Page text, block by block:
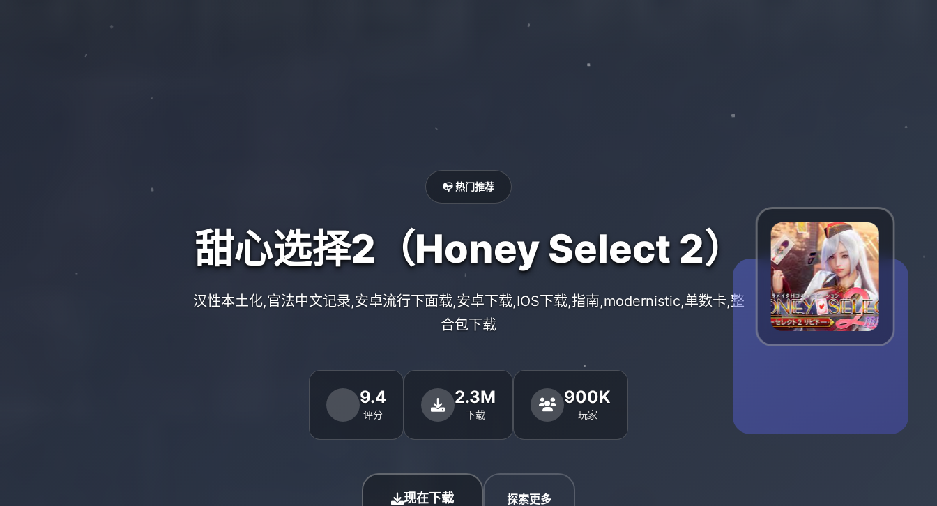
📭 热门推荐
甜心选择2（Honey Select 2）
汉性本土化,官法中文记录,安卓流行下面载,安卓下载,IOS下载,指南,modernistic,单数卡,整
合包下载
9.4
评分
2.3M
下载
900K
玩家
现在下载 探索更多